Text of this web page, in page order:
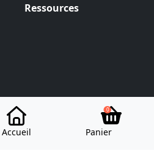
Ressources
Chorale Arpège
-Mentions légales
Accueil
0
Panier